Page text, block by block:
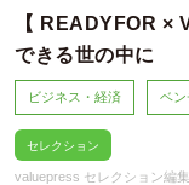
【 READYFOR ×
できる世の中に
ビジネス・経済 ベン
セレクション
valuepress セレクション編